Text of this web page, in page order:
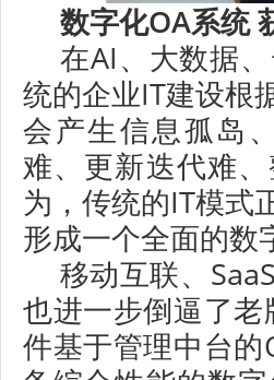
数字化OA系统
在AI、大数据
统的企业IT建设根
会产生信息孤岛
难、更新迭代难
为，传统的IT模式
形成一个全面的数
移动互联、
也进一步倒逼了
件基于管理中台